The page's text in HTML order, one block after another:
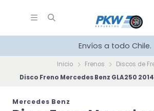
Envíos a todo Chile.
Inicio Frenos
Discos de
Disco Freno Mercedes Benz GLA250
Mercedes Benz